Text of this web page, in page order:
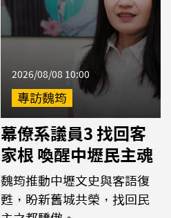
2026/08/08 10:00
專訪魏筠
幕僚系議員3 找回客
家根 喚醒中壢民主魂
魏筠推動中壢文史與客語復
甦，盼新舊城共榮，找回民